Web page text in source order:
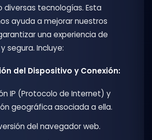
diversas tecnologías. Esta
ayuda a mejorar nuestros
una experiencia de
segura. Incluye:
del Dispositivo y Conexión:
IP (Protocolo de Internet) y
geográfica asociada a ella.
del navegador web.